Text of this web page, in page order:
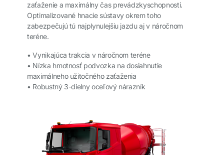
zaťaženie a maximálny čas prevádzkyschopnosti.
Optimalizované hnacie sústavy okrem toho
zabezpečujú tú najplynulejšiu jazdu aj v náročnom
teréne.
• Vynikajúca trakcia v náročnom teréne
• Nízka hmotnosť podvozka na dosiahnutie
maximálneho užitočného zaťaženia
• Robustný 3-dielny oceľový nárazník